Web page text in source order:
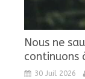
Nous ne
continuons
30 Juil 2026